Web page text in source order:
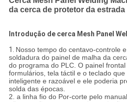
da cerca de protetor da estrada
Introdução de cerca Mesh Panel
1. Nosso tempo do centavo-controle
soldadura do painel de malha da
do programa do PLC. O painel
formulários, tela táctil e o teclado
inteligente e razoável e ele poderia
solda das épocas.
2. a linha fio do Por-corte pelo